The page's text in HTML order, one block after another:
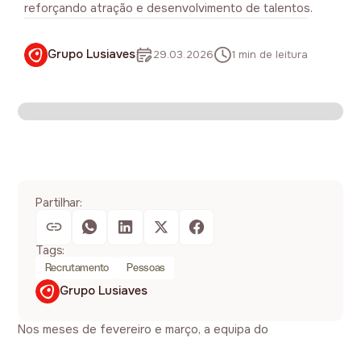
reforçando atração e desenvolvimento de talentos.
Grupo Lusiaves 29.03.2026 1 min de leitura
Nos meses de fevereiro e março, a equipa do
Partilhar:
Tags:
Recrutamento Pessoas
Grupo Lusiaves